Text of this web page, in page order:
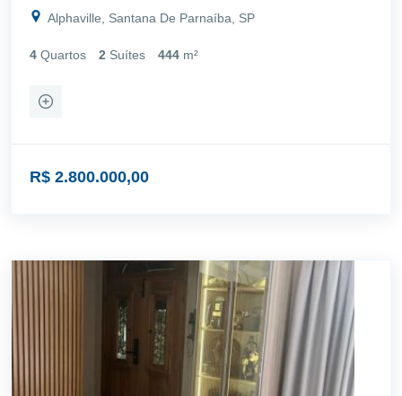
Alphaville, Santana De Parnaíba, SP
4 Quartos 2 Suítes 444 m²
R$ 2.800.000,00